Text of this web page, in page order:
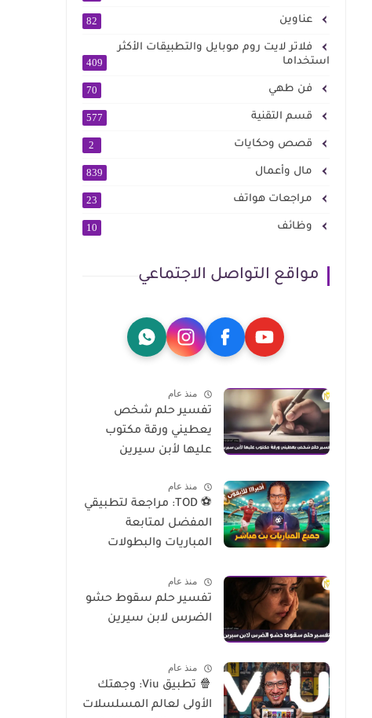
عناوين 82
فلاتر لايت روم موبايل والتطبيقات الأكثر
استخداما
409
فن طهي 70
قسم التقنية 577
قصص وحكايات 2
مال وأعمال 839
مراجعات هواتف 23
وظائف 10
مواقع التواصل الاجتماعي
منذ عام
تفسير حلم شخص
يعطيني ورقة مكتوب
عليها لأبن سيرين
منذ عام
⚽ TOD: مراجعة لتطبيقي
المفضل لمتابعة
المباريات والبطولات
منذ عام
تفسير حلم سقوط حشو
الضرس لابن سيرين
منذ عام
🍿 تطبيق Viu: وجهتك
الأولى لعالم المسلسلات